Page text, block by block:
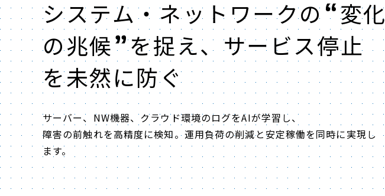
システム・ネットワークの“変化
の兆候”を捉え、サービス停止
を未然に防ぐ
サーバー、NW機器、クラウド環境のログをAIが学習し、
障害の前触れを高精度に検知。運用負荷の削減と安定稼働を同時に実現し
ます。